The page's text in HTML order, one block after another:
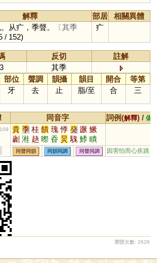
解釋 部居
相關異體
从疒，季聲。
〔其季
/ 152)
疒
反切
註解
其季
部位 聲調 韻攝 韻目 開合
等第
牙 去 止 脂/至 合 三
同音字 詞例(解釋) / 備
貴 季 桂 饋 瑰 悸 癸 蹶 鱖
劌 溎 赽 暩 昋 炅 騩 鯚 瞶
嶡同聲同韻 同韻同調 同聲同調 因害怕而心疾跳
瀏覽次數: 2626